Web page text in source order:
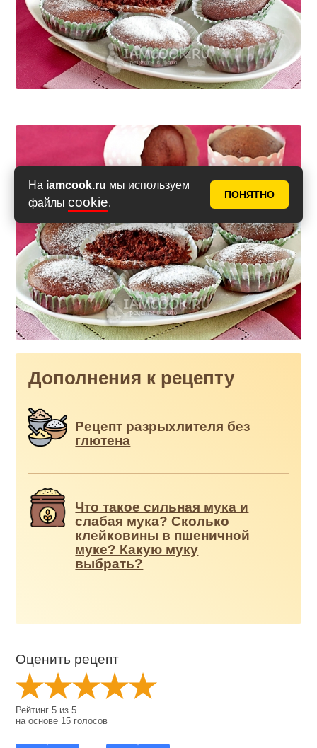
На iamcook.ru мы используем
файлы cookie.
ПОНЯТНО
Дополнения к рецепту
Рецепт разрыхлителя без
глютена
Что такое сильная мука и
слабая мука? Сколько
клейковины в пшеничной
муке? Какую муку
выбрать?
Оценить рецепт
Рейтинг5 из5
на основе 15 голосов